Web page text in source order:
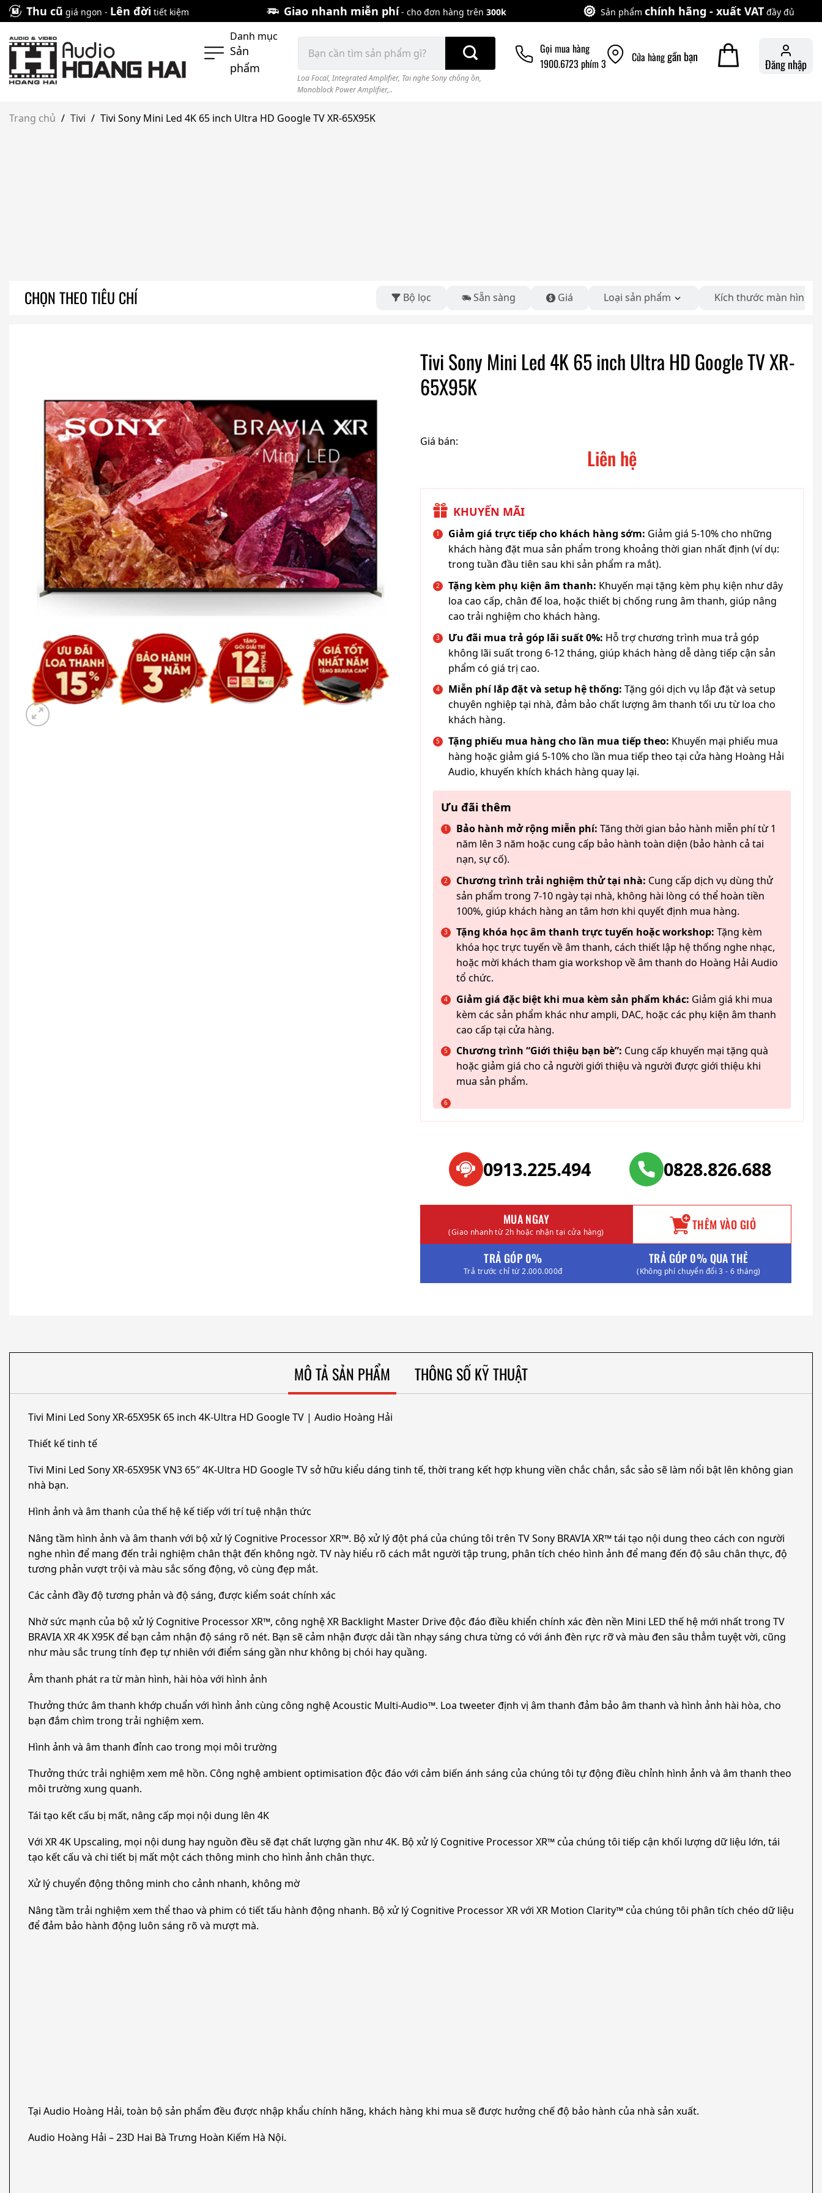
Skip
to
content
Thu cũ giá ngon - Lên đời tiết kiệm Giao nhanh miễn phí- cho đơn hàng trên 300k Sản phẩm chính hãng - xuất VAT đầy đủ
Danh mục
Sản
phẩm
kiếm:
Loa Focal, Integrated Amplifier, Tai nghe Sony chống ồn,
Monoblock Power Amplifier,..
Gọi mua hàng
1900.6723 phím 3
Cửa hànggần bạn Đăng nhập
Trang chủ / Tivi / Tivi Sony Mini Led 4K 65 inch Ultra HD Google TV XR-65X95K
CHỌN THEO TIÊU CHÍ Bộ lọc Sẵn sàng Giá Loại sản phẩm Kích thước màn hình
Tivi Sony Mini Led 4K 65 inch Ultra HD Google TV XR-
65X95K
Giá bán:
Liên hệ
KHUYẾN MÃI
Giảm giá trực tiếp cho khách hàng sớm: Giảm giá 5-10% cho những
khách hàng đặt mua sản phẩm trong khoảng thời gian nhất định (ví dụ:
trong tuần đầu tiên sau khi sản phẩm ra mắt).
Tặng kèm phụ kiện âm thanh: Khuyến mại tặng kèm phụ kiện như dây
loa cao cấp, chân đế loa, hoặc thiết bị chống rung âm thanh, giúp nâng
cao trải nghiệm cho khách hàng.
Ưu đãi mua trả góp lãi suất 0%: Hỗ trợ chương trình mua trả góp
không lãi suất trong 6-12 tháng, giúp khách hàng dễ dàng tiếp cận sản
phẩm có giá trị cao.
Miễn phí lắp đặt và setup hệ thống: Tặng gói dịch vụ lắp đặt và setup
chuyên nghiệp tại nhà, đảm bảo chất lượng âm thanh tối ưu từ loa cho
khách hàng.
Tặng phiếu mua hàng cho lần mua tiếp theo: Khuyến mại phiếu mua
hàng hoặc giảm giá 5-10% cho lần mua tiếp theo tại cửa hàng Hoàng Hải
Audio, khuyến khích khách hàng quay lại.
Ưu đãi thêm
Bảo hành mở rộng miễn phí: Tăng thời gian bảo hành miễn phí từ 1
năm lên 3 năm hoặc cung cấp bảo hành toàn diện (bảo hành cả tai
nạn, sự cố).
Chương trình trải nghiệm thử tại nhà: Cung cấp dịch vụ dùng thử
sản phẩm trong 7-10 ngày tại nhà, không hài lòng có thể hoàn tiền
100%, giúp khách hàng an tâm hơn khi quyết định mua hàng.
Tặng khóa học âm thanh trực tuyến hoặc workshop: Tặng kèm
khóa học trực tuyến về âm thanh, cách thiết lập hệ thống nghe nhạc,
hoặc mời khách tham gia workshop về âm thanh do Hoàng Hải Audio
tổ chức.
Giảm giá đặc biệt khi mua kèm sản phẩm khác: Giảm giá khi mua
kèm các sản phẩm khác như ampli, DAC, hoặc các phụ kiện âm thanh
cao cấp tại cửa hàng.
Chương trình “Giới thiệu bạn bè”: Cung cấp khuyến mại tặng quà
hoặc giảm giá cho cả người giới thiệu và người được giới thiệu khi
mua sản phẩm.
0913.225.494 0828.826.688
MUA NGAY
(Giao nhanh từ 2h hoặc nhận tại cửa hàng) THÊM VÀO GIỎ
TRẢ GÓP 0%
Trả trước chỉ từ 2.000.000đ
TRẢ GÓP 0% QUA THẺ
(Không phí chuyển đổi 3 - 6 tháng)
MÔ TẢ SẢN PHẨM THÔNG SỐ KỸ THUẬT
Tivi Mini Led Sony XR-65X95K 65 inch 4K-Ultra HD Google TV | Audio Hoàng Hải
Thiết kế tinh tế
Tivi Mini Led Sony XR-65X95K VN3 65″ 4K-Ultra HD Google TV sở hữu kiểu dáng tinh tế, thời trang kết hợp khung viền chắc chắn, sắc sảo sẽ làm nổi bật lên không gian
nhà bạn.
Hình ảnh và âm thanh của thế hệ kế tiếp với trí tuệ nhận thức
Nâng tầm hình ảnh và âm thanh với bộ xử lý Cognitive Processor XR™. Bộ xử lý đột phá của chúng tôi trên TV Sony BRAVIA XR™ tái tạo nội dung theo cách con người
nghe nhìn để mang đến trải nghiệm chân thật đến không ngờ. TV này hiểu rõ cách mắt người tập trung, phân tích chéo hình ảnh để mang đến độ sâu chân thực, độ
tương phản vượt trội và màu sắc sống động, vô cùng đẹp mắt.
Các cảnh đầy độ tương phản và độ sáng, được kiểm soát chính xác
Nhờ sức mạnh của bộ xử lý Cognitive Processor XR™, công nghệ XR Backlight Master Drive độc đáo điều khiển chính xác đèn nền Mini LED thế hệ mới nhất trong TV
BRAVIA XR 4K X95K để bạn cảm nhận độ sáng rõ nét. Bạn sẽ cảm nhận được dải tần nhạy sáng chưa từng có với ánh đèn rực rỡ và màu đen sâu thẳm tuyệt vời, cũng
như màu sắc trung tính đẹp tự nhiên với điểm sáng gần như không bị chói hay quầng.
Âm thanh phát ra từ màn hình, hài hòa với hình ảnh
Thưởng thức âm thanh khớp chuẩn với hình ảnh cùng công nghệ Acoustic Multi-Audio™. Loa tweeter định vị âm thanh đảm bảo âm thanh và hình ảnh hài hòa, cho
bạn đắm chìm trong trải nghiệm xem.
Hình ảnh và âm thanh đỉnh cao trong mọi môi trường
Thưởng thức trải nghiệm xem mê hồn. Công nghệ ambient optimisation độc đáo với cảm biến ánh sáng của chúng tôi tự động điều chỉnh hình ảnh và âm thanh theo
môi trường xung quanh.
Tái tạo kết cấu bị mất, nâng cấp mọi nội dung lên 4K
Với XR 4K Upscaling, mọi nội dung hay nguồn đều sẽ đạt chất lượng gần như 4K. Bộ xử lý Cognitive Processor XR™ của chúng tôi tiếp cận khối lượng dữ liệu lớn, tái
tạo kết cấu và chi tiết bị mất một cách thông minh cho hình ảnh chân thực.
Xử lý chuyển động thông minh cho cảnh nhanh, không mờ
Nâng tầm trải nghiệm xem thể thao và phim có tiết tấu hành động nhanh. Bộ xử lý Cognitive Processor XR với XR Motion Clarity™ của chúng tôi phân tích chéo dữ liệu
để đảm bảo hành động luôn sáng rõ và mượt mà.
Tại Audio Hoàng Hải, toàn bộ sản phẩm đều được nhập khẩu chính hãng, khách hàng khi mua sẽ được hưởng chế độ bảo hành của nhà sản xuất.
Audio Hoàng Hải – 23D Hai Bà Trưng Hoàn Kiếm Hà Nội.